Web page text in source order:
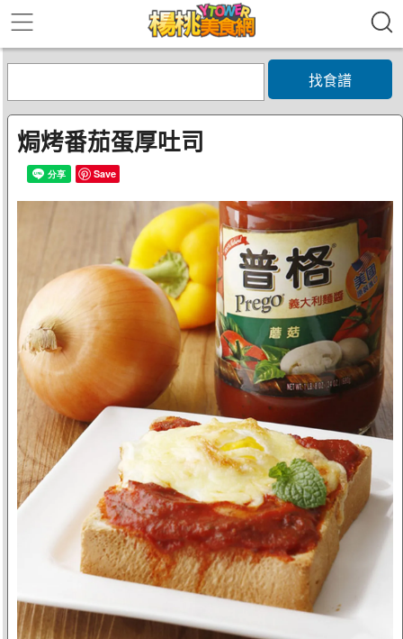
找食譜
焗烤番茄蛋厚吐司
Save